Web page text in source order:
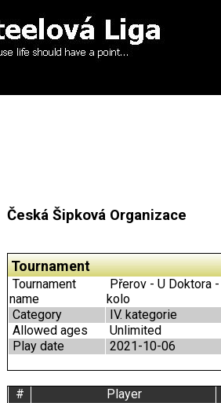
Česká Šipková Organizace
Tournament
Tournament
name
Přerov - U Doktora
kolo
Category
IV. kategorie
Allowed ages
Unlimited
Play date
2021-10-06
#
Player